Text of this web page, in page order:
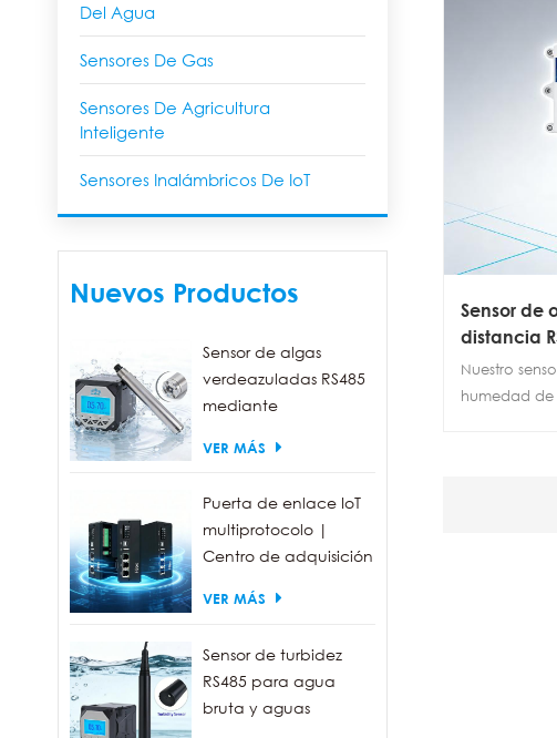
Del Agua
Sensores De Gas
Sensores De Agricultura
Inteligente
Sensores Inalámbricos De IoT
Nuevos Productos
Sensor de algas
verdeazuladas RS485
mediante
rango de detección
células/ml.
VER MÁS
Puerta de enlace IoT
multiprotocolo |
Centro de adquisición
VER MÁS
Sensor de turbidez
RS485 para agua
bruta y aguas
Sensor de
distancia
Nuestro
humedad de